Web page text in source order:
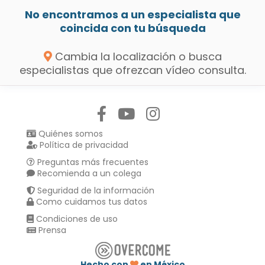
No encontramos a un especialista que
coincida con tu búsqueda
Cambia la localización o busca
especialistas que ofrezcan vídeo consulta.
Quiénes somos
Política de privacidad
Preguntas más frecuentes
Recomienda a un colega
Seguridad de la información
Como cuidamos tus datos
Condiciones de uso
Prensa